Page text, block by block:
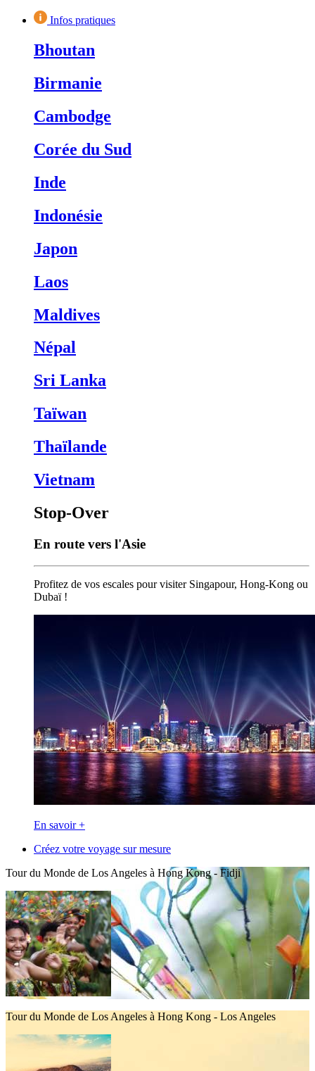
Infos pratiques
Bhoutan
Birmanie
Cambodge
Corée du Sud
Inde
Indonésie
Japon
Laos
Maldives
Népal
Sri Lanka
Taïwan
Thaïlande
Vietnam
Stop-Over
En route vers l'Asie
Profitez de vos escales pour visiter Singapour, Hong-Kong ou
Dubaï !
En savoir +
Créez votre voyage sur mesure
Tour du Monde de Los Angeles à Hong Kong - Fidji
Tour du Monde de Los Angeles à Hong Kong - Los Angeles